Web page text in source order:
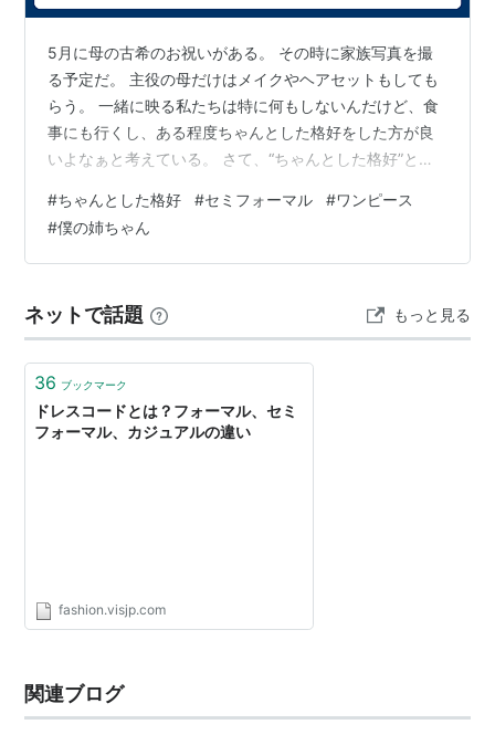
5月に母の古希のお祝いがある。 その時に家族写真を撮
る予定だ。 主役の母だけはメイクやヘアセットもしても
らう。 一緒に映る私たちは特に何もしないんだけど、食
事にも行くし、ある程度ちゃんとした格好をした方が良
いよなぁと考えている。 さて、“ちゃんとした格好”とは
ていないし、子供もいないので入学式、卒業式等の行事
もなく。“ちゃんとした格好”は喪服しか持っていないこと
に気付いた。 イメージ的にはベージュや淡い色で無地の
使いができたら最高。且つ少々かしこまった場でも浮か
ないもの。そんなちょうどいいも…
#ちゃんとした格好 #セミフォーマル #ワンピース
#僕の姉ちゃん
ネットで話題 もっと見る
36 ブックマーク
ドレスコードとは？フォーマル、セミ
フォーマル、カジュアルの違い
fashion.visjp.com
関連ブログ